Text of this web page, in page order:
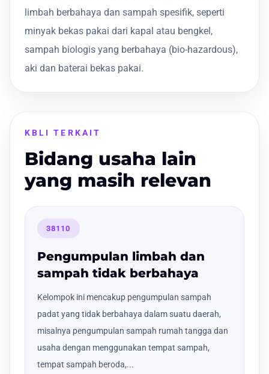
limbah berbahaya dan sampah spesifik, seperti
minyak bekas pakai dari kapal atau bengkel,
sampah biologis yang berbahaya (bio-hazardous),
aki dan baterai bekas pakai.
KBLI TERKAIT
Bidang usaha lain
yang masih relevan
38110
Pengumpulan limbah dan
sampah tidak berbahaya
Kelompok ini mencakup pengumpulan sampah
padat yang tidak berbahaya dalam suatu daerah,
misalnya pengumpulan sampah rumah tangga dan
usaha dengan menggunakan tempat sampah,
tempat sampah beroda,...